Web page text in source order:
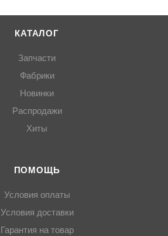
КАТАЛОГ
Запчасти
Фабрики
Новинки
Распродажи
Хиты
ПОМОЩЬ
Условия оплаты
Условия доставки
Гарантия на товар